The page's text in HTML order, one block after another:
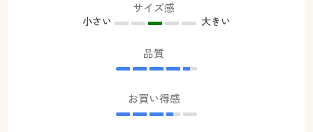
サイズ感
小さい 大きい
品質
お買い得感